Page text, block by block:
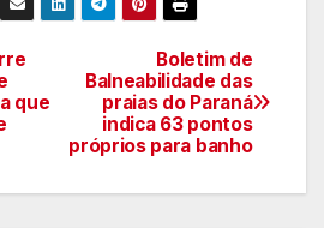
Boletim de
Balneabilidade das
praias do Paraná
indica 63 pontos
próprios para banho
que